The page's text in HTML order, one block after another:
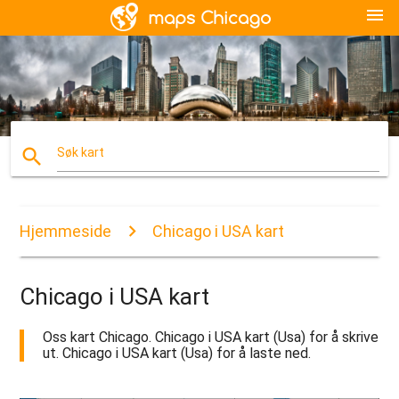
menu
search Søk kart
Hjemmeside Chicago i USA kart
Chicago i USA kart
Oss kart Chicago. Chicago i USA kart (Usa) for å skrive
ut. Chicago i USA kart (Usa) for å laste ned.